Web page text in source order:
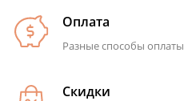
Оплата
Разные способы
Скидки